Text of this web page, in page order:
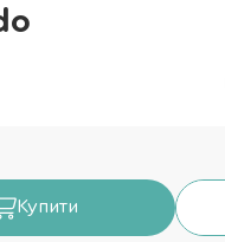
Купити